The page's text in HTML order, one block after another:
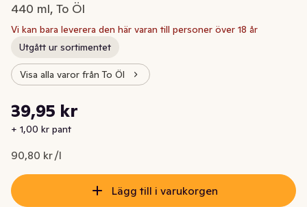
440 ml, To Öl
Vi kan bara leverera den här varan till personer över 18 år
Utgått ur sortimentet
Visa alla varor från To Öl
Nuvarande pris är: 39,95 kr
39,95 kr
+ 1,00 kr pant
90,80 kr /l
Styckpris: 90,80 kr /l
Lägg till i varukorgen